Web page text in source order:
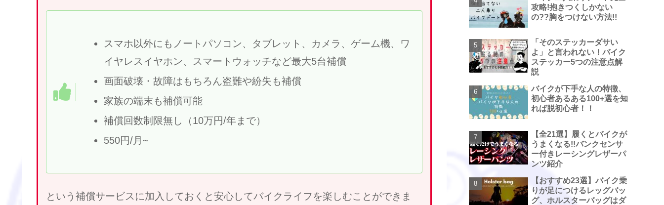
スマホ以外にもノートパソコン、タブレット、カメラ、ゲーム機、ワ
イヤレスイヤホン、スマートウォッチなど最大5台補償
画面破壊・故障はもちろん盗難や紛失も補償
家族の端末も補償可能
補償回数制限無し（10万円/年まで）
550円/月~
という補償サービスに加入しておくと安心してバイクライフを楽しむことができま
攻略!抱きつくしかない
の??胸をつけない方法!!
「そのステッカーダサい
よ」と言われない！バイク
ステッカー5つの注意点解
説
バイクが下手な人の特徴、
初心者あるある100+選を知
れば脱初心者！！
【全21選】履くとバイクが
うまくなる!!バンクセンサ
ー付きレーシングレザーパ
ンツ紹介
【おすすめ23選】バイク乗
りが足につけるレッグバッ
グ、ホルスターバッグはダ